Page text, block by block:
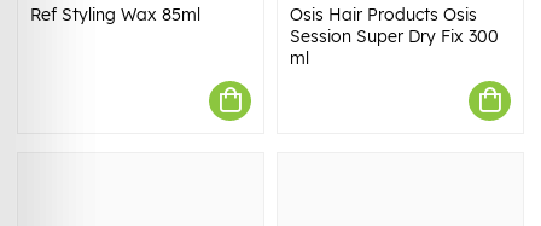
Ref Styling Wax 85ml
Osis Hair Products Osis
Session Super Dry Fix 300
ml